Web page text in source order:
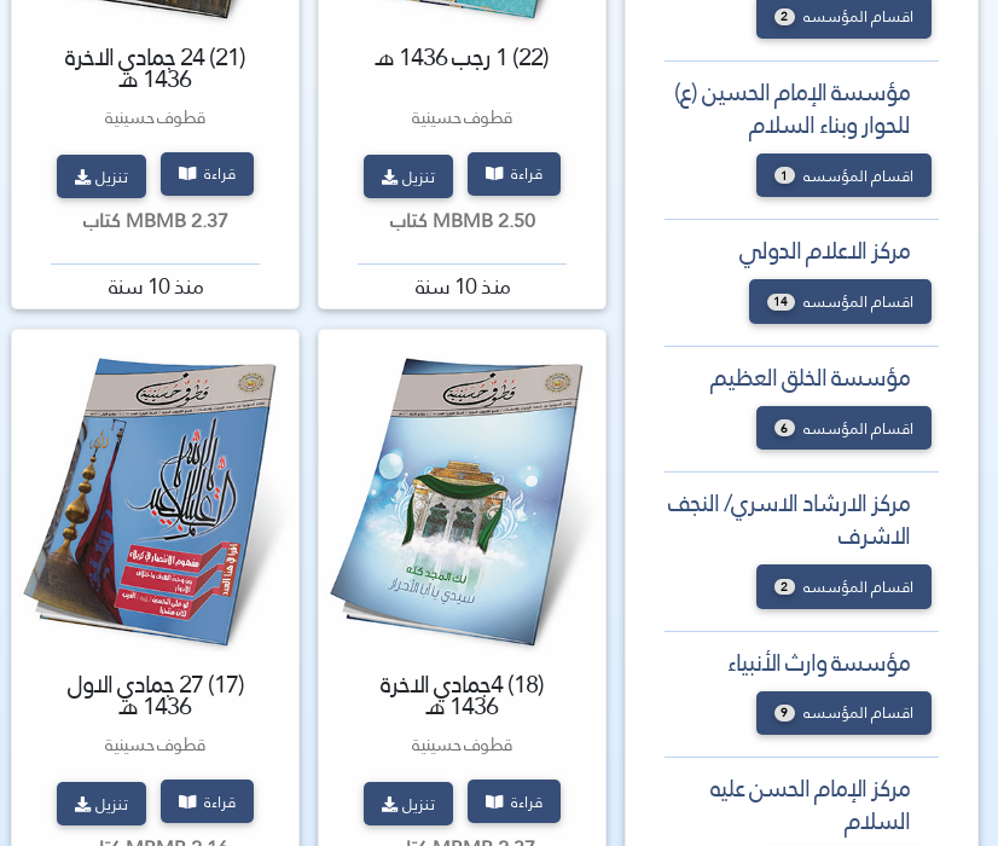
اقسام المؤسسه 2
مؤسسة الإمام الحسين (ع)
للحوار وبناء السلام
اقسام المؤسسه 1
مركز الاعلام الدولي
اقسام المؤسسه 14
مؤسسة الخلق العظيم
اقسام المؤسسه 6
مركز الارشاد الاسري/ النجف
الاشرف
اقسام المؤسسه 2
مؤسسة وارث الأنبياء
اقسام المؤسسه 9
مركز الإمام الحسن عليه
السلام
(22) 1 رجب 1436 هـ
قطوف حسينية
قراءة تنزيل
2.50 MBMB كتاب
منذ 10 سنة
(21) 24 جمادي الاخرة
1436 هـ
قطوف حسينية
قراءة تنزيل
2.37 MBMB كتاب
منذ 10 سنة
(18) 4جمادي الاخرة
1436 هـ
قطوف حسينية
قراءة تنزيل
(17) 27 جمادي الاول
1436 هـ
قطوف حسينية
قراءة تنزيل